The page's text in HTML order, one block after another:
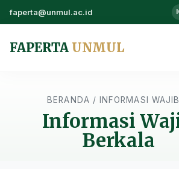
faperta@unmul.ac.id
FAPERTA UNMUL
BERANDA / INFORMASI
Informasi
Berkala